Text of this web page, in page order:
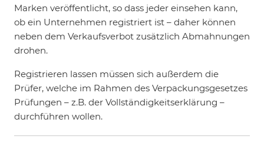
Marken veröffentlicht, so dass jeder einsehen kann,
ob ein Unternehmen registriert ist – daher können
neben dem Verkaufsverbot zusätzlich Abmahnungen
drohen.
Registrieren lassen müssen sich außerdem die
Prüfer, welche im Rahmen des Verpackungsgesetzes
Prüfungen – z.B. der Vollständigkeitserklärung –
durchführen wollen.